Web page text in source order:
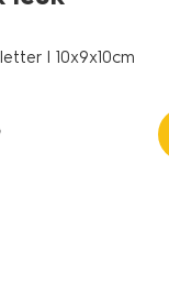
I 10x9x10cm